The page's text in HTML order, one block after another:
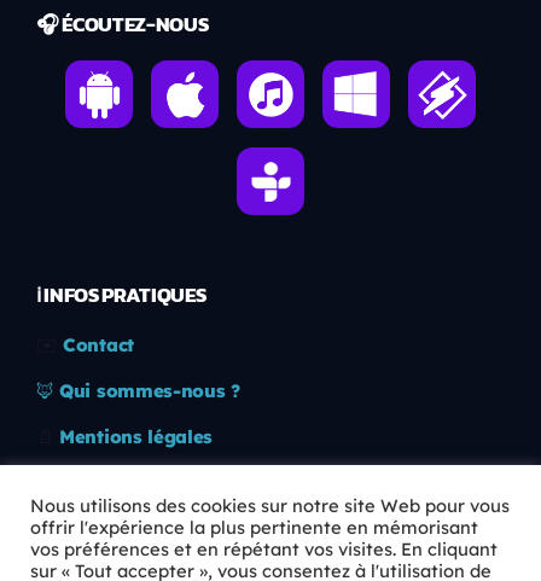
🎧 ÉCOUTEZ-NOUS
ℹ️ INFOS PRATIQUES
Contact
🦊 Qui sommes-nous ?
Mentions légales
🛡️ RGPD
Nous utilisons des cookies sur notre site Web pour vous
offrir l'expérience la plus pertinente en mémorisant
vos préférences et en répétant vos visites. En cliquant
sur « Tout accepter », vous consentez à l'utilisation de